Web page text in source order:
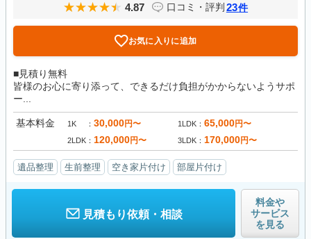
4.87 口コミ・評判 23件
お気に入りに追加
■見積り無料
皆様のお心に寄り添って、できるだけ負担がかからないようサポ
ー...
基本料金 1K 30,000円〜 1LDK 65,000円〜
2LDK 120,000円〜 3LDK 170,000円〜
遺品整理 生前整理 空き家片付け 部屋片付け
見積もり依頼・相談
料金や
サービス
を見る